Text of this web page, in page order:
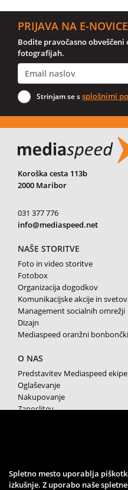
PRIJAVA NA E-NOVICE
Bodite pravočasno
fotografijah.
Strinjam se ssplošnimi
Koroška cesta 113b
2000 Maribor
031 377 776
info@mediaspeed.net
NAŠE STORITVE
Foto in video storitve
Fotobox
Organizacija dogodkov
Komunikacijske akcije in
Management socialnih omrežji
Dizajn
Mediaspeed oranžni bonbončki
O NAS
Predstavitev Mediaspeed ekipe
Oglaševanje
Nakupovanje
Zaposlitev
Spletno mesto uporablja
izkušnje. Z uporabo naše